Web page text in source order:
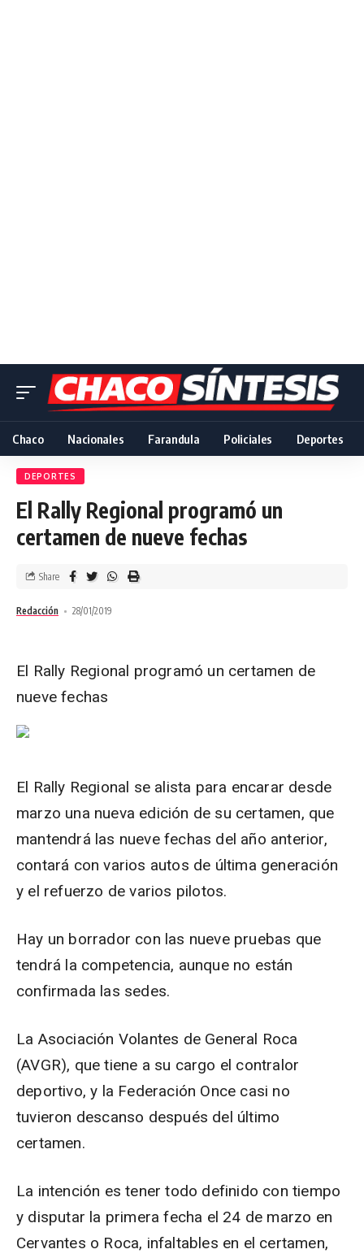
Chaco Nacionales Farandula Policiales Deportes
DEPORTES
El Rally Regional programó un
certamen de nueve fechas
Redacción 28/01/2019
Share
El Rally Regional programó un certamen de
nueve fechas
El Rally Regional se alista para encarar desde
marzo una nueva edición de su certamen, que
mantendrá las nueve fechas del año anterior,
contará con varios autos de última generación
y el refuerzo de varios pilotos.
Hay un borrador con las nueve pruebas que
tendrá la competencia, aunque no están
confirmada las sedes.
La Asociación Volantes de General Roca
(AVGR), que tiene a su cargo el contralor
deportivo, y la Federación Once casi no
tuvieron descanso después del último
certamen.
La intención es tener todo definido con tiempo
y disputar la primera fecha el 24 de marzo en
Cervantes o Roca, infaltables en el certamen,